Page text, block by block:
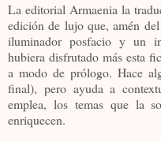
La editorial Armaenia la
edición de lujo que, amén
iluminador posfacio y un
hubiera disfrutado más esta
a modo de prólogo. Hace
final), pero ayuda a
emplea, los temas que la
enriquecen.